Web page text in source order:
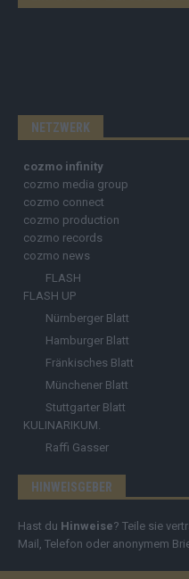
NETZWERK
cozmo infinity
cozmo media group
cozmo connect
cozmo production
cozmo records
cozmo news
FLASH
FLASH UP
Nürnberger Blatt
Hamburger Blatt
Fränkisches Blatt
Münchener Blatt
Stuttgarter Blatt
KULINARIKUM.
Raffi Gasser
HINWEISGEBER
Hast du Hinweise? Teile sie
Mail, Telefon oder anonymem